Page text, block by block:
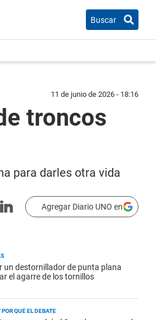
Buscar
11 de junio de 2026 - 18:16
troncos
para darles otra vida
Agregar Diario UNO en
un destornillador de punta plana
el agarre de los tornillos
QUÉ EL DEBATE